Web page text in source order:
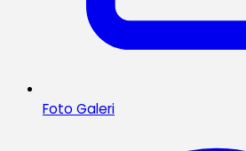
Foto Galeri